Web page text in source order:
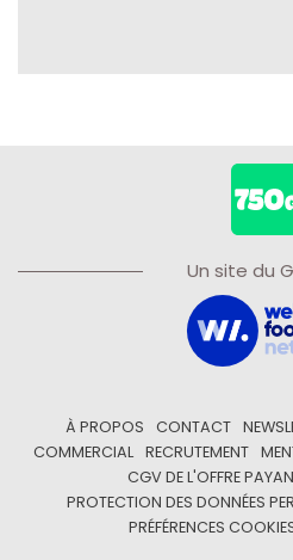
Un site du
À PROPOS CONTACT
COMMERCIAL
RECRUTEMENT
CGV DE L'OFFRE
PROTECTION DES DONNÉES
PRÉFÉRENCES